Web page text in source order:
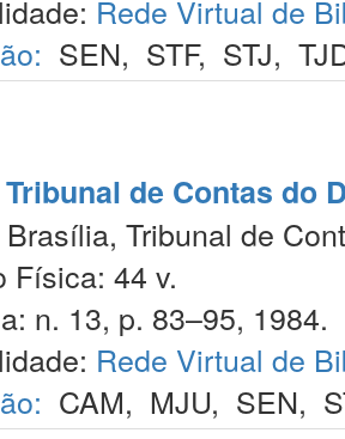
Rede Virtual de
SEN, STF, STJ,
de Contas do
Tribunal de
Física: 44 v.
n. 13, p. 83–95, 1984.
Rede Virtual de
CAM, MJU, SEN,